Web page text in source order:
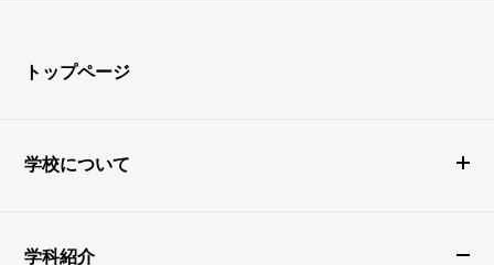
トップページ
学校について
学科紹介